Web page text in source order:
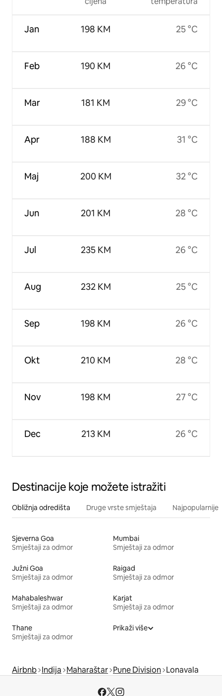
Jan
Feb
Mar
Apr
Maj
Jun
Jul
Aug
Sep
Okt
Nov
Dec
198 KM
190 KM
181 KM
188 KM
200 KM
201 KM
235 KM
232 KM
198 KM
210 KM
198 KM
213 KM
25 °C
26 °C
29 °C
31 °C
32 °C
28 °C
26 °C
25 °C
26 °C
28 °C
27 °C
26 °C
Destinacije koje možete istražiti
Obližnja odredišta Druge vrste smještaja Najpopularnije
Sjeverna Goa
Smještaji za odmor
Mumbai
Smještaji za odmor
Južni Goa
Smještaji za odmor
Raigad
Smještaji za odmor
Mahabaleshwar
Smještaji za odmor
Karjat
Smještaji za odmor
Thane
Smještaji za odmor
Prikaži više
Airbnb Indija Maharaštar Pune Division Lonavala